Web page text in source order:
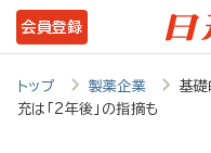
メ
イ
会員登録
トップ 製薬企業
基礎
充は「2年後」の指摘も